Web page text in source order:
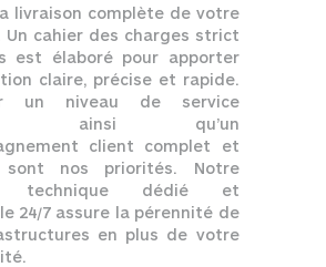
livraison complète de votre
Un cahier des charges strict
est élaboré pour apporter
claire, précise et rapide.
un niveau de service
ainsi qu’un
client complet et
sont nos priorités. Notre
technique dédié et
24/7 assure la pérennité de
en plus de votre